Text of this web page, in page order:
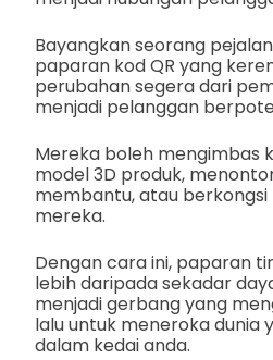
Bayangkan seorang
paparan kod QR yang
perubahan segera dari
menjadi pelanggan
Mereka boleh mengimbas
model 3D produk,
membantu, atau
mereka.
Dengan cara ini, paparan
lebih daripada sekadar
menjadi gerbang yang
lalu untuk meneroka dunia
dalam kedai anda.